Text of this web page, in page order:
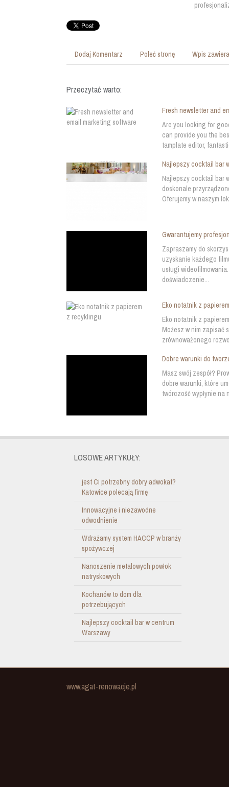
Dodaj Komentarz Poleć stronę Wpis
Przeczytać warto:
Fresh newsletter and
Are you looking for
can provide you the
tamplate editor,
Najlepszy cocktail bar
Najlepszy cocktail bar
doskonale
Oferujemy w naszym
Gwarantujemy
Zapraszamy do
uzyskanie każdego
usługi
doświadczenie...
Eko notatnik z
Eko notatnik z
Możesz w nim zapisać
zrównoważonego
Dobre warunki do
Masz swój zespół?
dobre warunki, które
twórczość wypłynie
LOSOWE ARTYKUŁY:
jest Ci potrzebny dobry adwokat?
Katowice polecają firmę
Innowacyjne i niezawodne
odwodnienie
Wdrażamy system HACCP w branży
spożywczej
Nanoszenie metalowych powłok
natryskowych
Kochanów to dom dla
potrzebujących
Najlepszy cocktail bar w centrum
Warszawy
www.agat-renowacje.pl